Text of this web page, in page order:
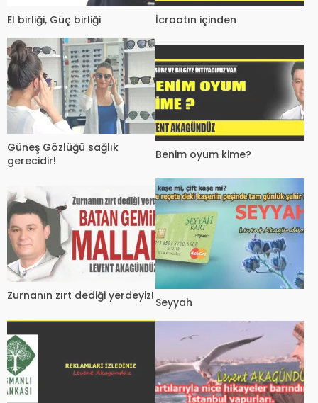
El birliği, Güç birliği İcraatın içinden
Güneş Gözlüğü sağlık
gerecidir!
Benim oyum kime?
Zurnanın zırt dediği yerdeyiz! Seyyah